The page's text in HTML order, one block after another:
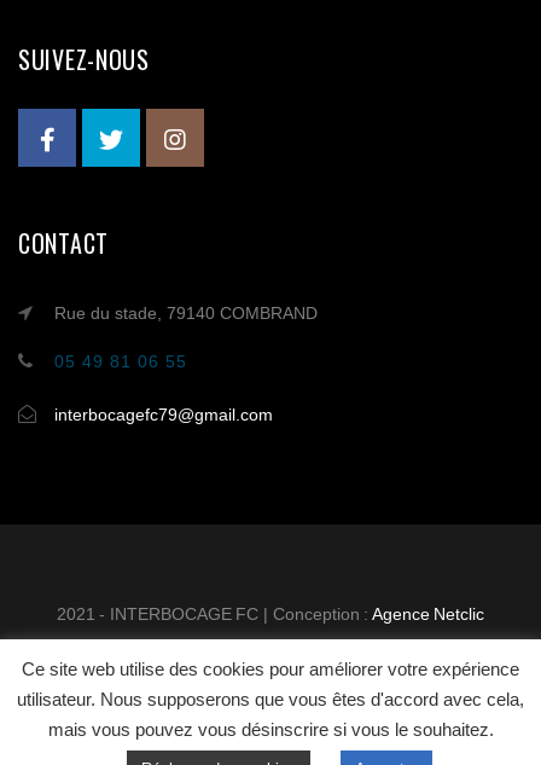
SUIVEZ-NOUS
CONTACT
Rue du stade, 79140 COMBRAND
05 49 81 06 55
interbocagefc79@gmail.com
2021 - INTERBOCAGE FC | Conception : Agence Netclic
INTER BOCAGE FOOTBALL
MENTIONS
LÉGALES
CONTACT
Ce site web utilise des cookies pour améliorer votre expérience
utilisateur. Nous supposerons que vous êtes d'accord avec cela,
mais vous pouvez vous désinscrire si vous le souhaitez.